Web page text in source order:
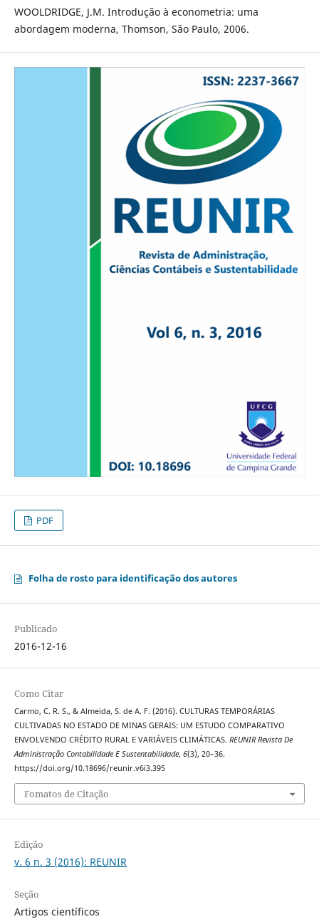
WOOLDRIDGE, J.M. Introdução à econometria: uma
abordagem moderna, Thomson, São Paulo, 2006.
PDF
Folha de rosto para identificação dos autores
Publicado
2016-12-16
Como Citar
Carmo, C. R. S., & Almeida, S. de A. F. (2016). CULTURAS TEMPORÁRIAS
CULTIVADAS NO ESTADO DE MINAS GERAIS: UM ESTUDO COMPARATIVO
ENVOLVENDO CRÉDITO RURAL E VARIÁVEIS CLIMÁTICAS. REUNIR Revista De
Administração Contabilidade E Sustentabilidade, 6(3), 20–36.
https://doi.org/10.18696/reunir.v6i3.395
Fomatos de Citação
Edição
v. 6 n. 3 (2016): REUNIR
Seção
Artigos científicos